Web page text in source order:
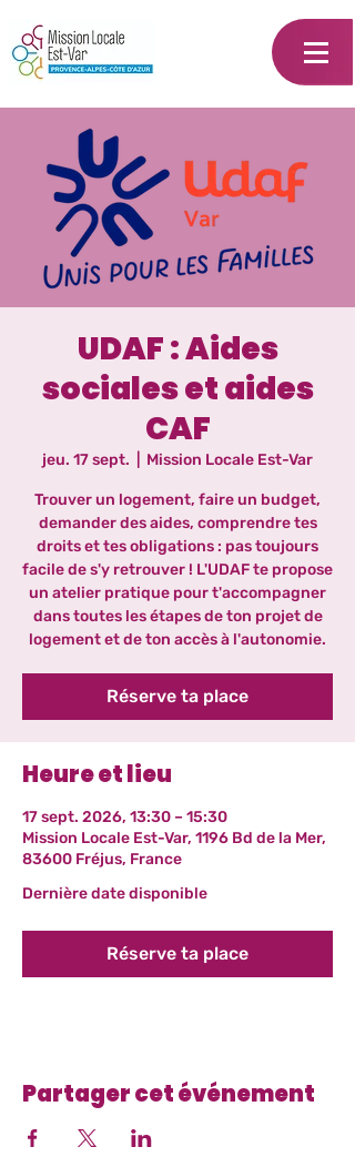
UDAF : Aides
sociales et aides
CAF
jeu. 17 sept. Mission Locale Est-Var
Trouver un logement, faire un budget,
demander des aides, comprendre tes
droits et tes obligations : pas toujours
facile de s'y retrouver ! L'UDAF te propose
un atelier pratique pour t'accompagner
dans toutes les étapes de ton projet de
logement et de ton accès à l'autonomie.
Réserve ta place
Heure et lieu
17 sept. 2026, 13:30 – 15:30
Mission Locale Est-Var, 1196 Bd de la Mer,
83600 Fréjus, France
Dernière date disponible
Réserve ta place
Partager cet événement